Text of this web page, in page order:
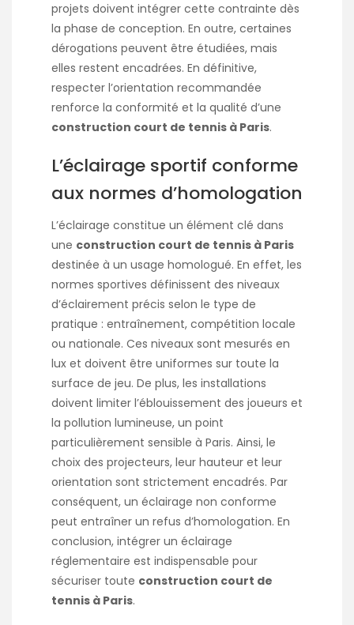
projets doivent intégrer cette contrainte dès
la phase de conception. En outre, certaines
dérogations peuvent être étudiées, mais
elles restent encadrées. En définitive,
respecter l’orientation recommandée
renforce la conformité et la qualité d’une
construction court de tennis à Paris.
L’éclairage sportif conforme
aux normes d’homologation
L’éclairage constitue un élément clé dans
une construction court de tennis à Paris
destinée à un usage homologué. En effet, les
normes sportives définissent des niveaux
d’éclairement précis selon le type de
pratique : entraînement, compétition locale
ou nationale. Ces niveaux sont mesurés en
lux et doivent être uniformes sur toute la
surface de jeu. De plus, les installations
doivent limiter l’éblouissement des joueurs et
la pollution lumineuse, un point
particulièrement sensible à Paris. Ainsi, le
choix des projecteurs, leur hauteur et leur
orientation sont strictement encadrés. Par
conséquent, un éclairage non conforme
peut entraîner un refus d’homologation. En
conclusion, intégrer un éclairage
réglementaire est indispensable pour
sécuriser toute construction court de
tennis à Paris.